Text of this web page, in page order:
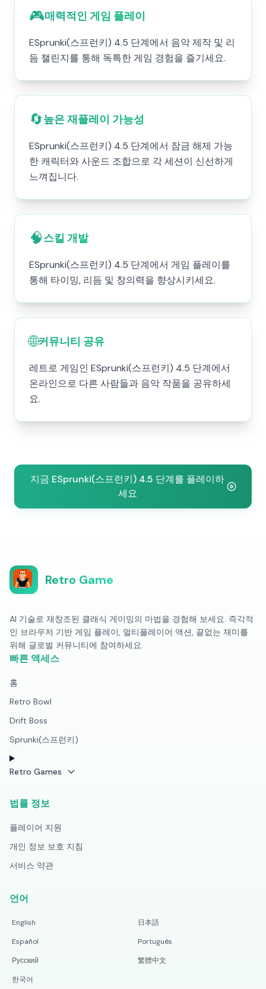
🎮매력적인 게임 플레이
ESprunki(스프런키) 4.5 단계에서 음악 제작 및 리
듬 챌린지를 통해 독특한 게임 경험을 즐기세요.
🔄높은 재플레이 가능성
ESprunki(스프런키) 4.5 단계에서 잠금 해제 가능
한 캐릭터와 사운드 조합으로 각 세션이 신선하게
느껴집니다.
🧠스킬 개발
ESprunki(스프런키) 4.5 단계에서 게임 플레이를
통해 타이밍, 리듬 및 창의력을 향상시키세요.
🌐커뮤니티 공유
레트로 게임인 ESprunki(스프런키) 4.5 단계에서
온라인으로 다른 사람들과 음악 작품을 공유하세
요.
지금 ESprunki(스프런키) 4.5 단계를 플레이하
세요
Retro Game
AI 기술로 재창조된 클래식 게이밍의 마법을 경험해 보세요. 즉각적
인 브라우저 기반 게임 플레이, 멀티플레이어 액션, 끝없는 재미를
위해 글로벌 커뮤니티에 참여하세요.
빠른 액세스
홈
Retro Bowl
Drift Boss
Sprunki(스프런키)
Retro Games
법률 정보
플레이어 지원
개인 정보 보호 지침
서비스 약관
언어
English
日本語
Español
Português
Русский
繁體中文
한국어